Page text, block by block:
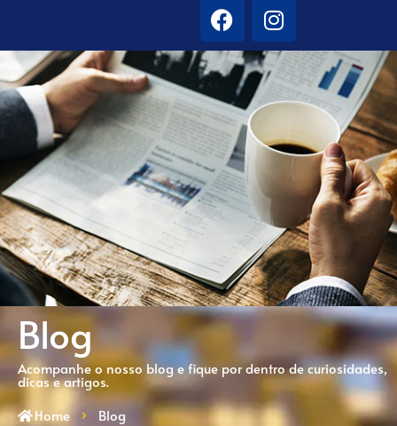
Blog
Acompanhe o nosso blog e fique por dentro de curiosidades,
dicas e artigos.
Home
Blog